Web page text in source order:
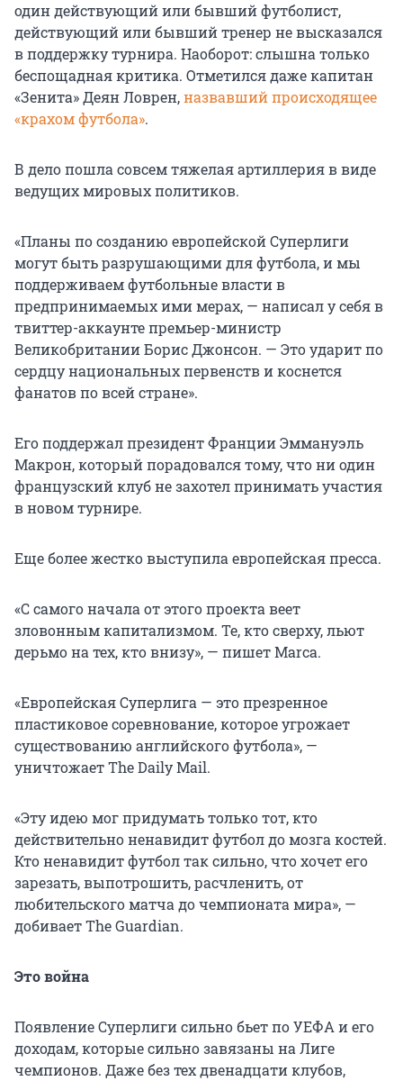
один действующий или бывший футболист,
действующий или бывший тренер не высказался
в поддержку турнира. Наоборот: слышна только
беспощадная критика. Отметился даже капитан
«Зенита» Деян Ловрен,назвавший происходящее
«крахом футбола».
В дело пошла совсем тяжелая артиллерия в виде
ведущих мировых политиков.
«Планы по созданию европейской Суперлиги
могут быть разрушающими для футбола, и мы
поддерживаем футбольные власти в
предпринимаемых ими мерах, — написал у себя в
твиттер-аккаунте премьер-министр
Великобритании Борис Джонсон. — Это ударит по
сердцу национальных первенств и коснется
фанатов по всей стране».
Его поддержал президент Франции Эммануэль
Макрон, который порадовался тому, что ни один
французский клуб не захотел принимать участия
в новом турнире.
Еще более жестко выступила европейская пресса.
«С самого начала от этого проекта веет
зловонным капитализмом. Те, кто сверху, льют
дерьмо на тех, кто внизу», — пишет Marca.
«Европейская Суперлига — это презренное
пластиковое соревнование, которое угрожает
существованию английского футбола», —
уничтожает The Daily Mail.
«Эту идею мог придумать только тот, кто
действительно ненавидит футбол до мозга костей.
Кто ненавидит футбол так сильно, что хочет его
зарезать, выпотрошить, расчленить, от
любительского матча до чемпионата мира», —
добивает The Guardian.
Это война
Появление Суперлиги сильно бьет по УЕФА и его
доходам, которые сильно завязаны на Лиге
чемпионов. Даже без тех двенадцати клубов,